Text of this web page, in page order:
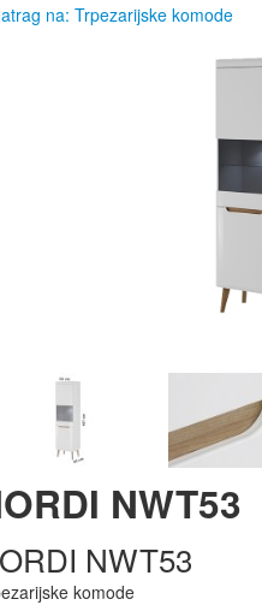
na: Trpezarijske komode
NWT53
NWT53
komode